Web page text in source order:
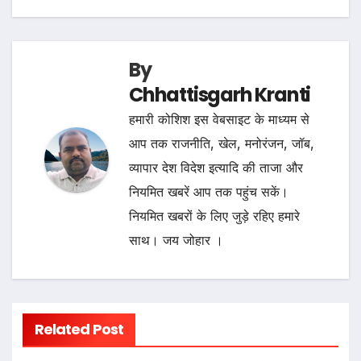
By
Chhattisgarh Kranti
हमारी कोशिश इस वेबसाइट के माध्यम से
आप तक राजनीति, खेल, मनोरंजन, जॉब,
व्यापार देश विदेश इत्यादि की ताजा और
नियमित खबरें आप तक पहुंच सकें।
नियमित खबरों के लिए जुड़े रहिए हमारे
साथ। जय जोहार ।
Related Post